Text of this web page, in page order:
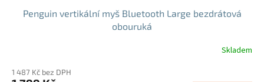
Penguin vertikální myš Bluetooth Large bezdrátová
obouruká
Skladem
1 487 Kč bez DPH